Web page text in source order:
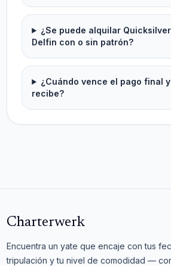
¿Se puede alquilar Quicksilver
Delfin con o sin patrón?
¿Cuándo vence el pago final
recibe?
Charterwerk
Encuentra un yate que encaje con tus
tripulación y tu nivel de comodidad —